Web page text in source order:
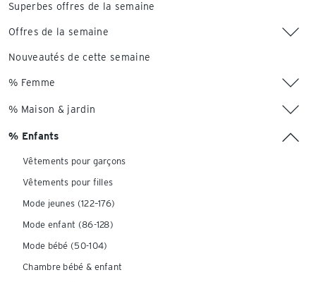
Superbes offres de la semaine
Offres de la semaine
Nouveautés de cette semaine
% Femme
% Maison & jardin
% Enfants
Vêtements pour garçons
Vêtements pour filles
Mode jeunes (122–176)
Mode enfant (86-128)
Mode bébé (50-104)
Chambre bébé & enfant